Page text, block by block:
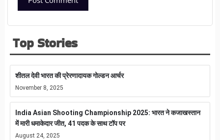
Top Stories
शीतल देवी भारत की प्रेरणादायक गोल्डन आर्चर
November 8, 2025
India Asian Shooting Championship 2025: भारत ने कजाखस्तान
में मारी धमाकेदार जीत, 41 पदक के साथ टॉप पर
August 24, 2025